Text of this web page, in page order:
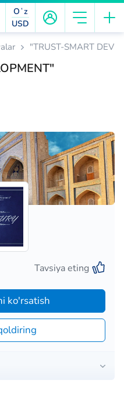
Oʻz
USD
"TRUST-SMART
Tavsiya eting
ko'rsatish